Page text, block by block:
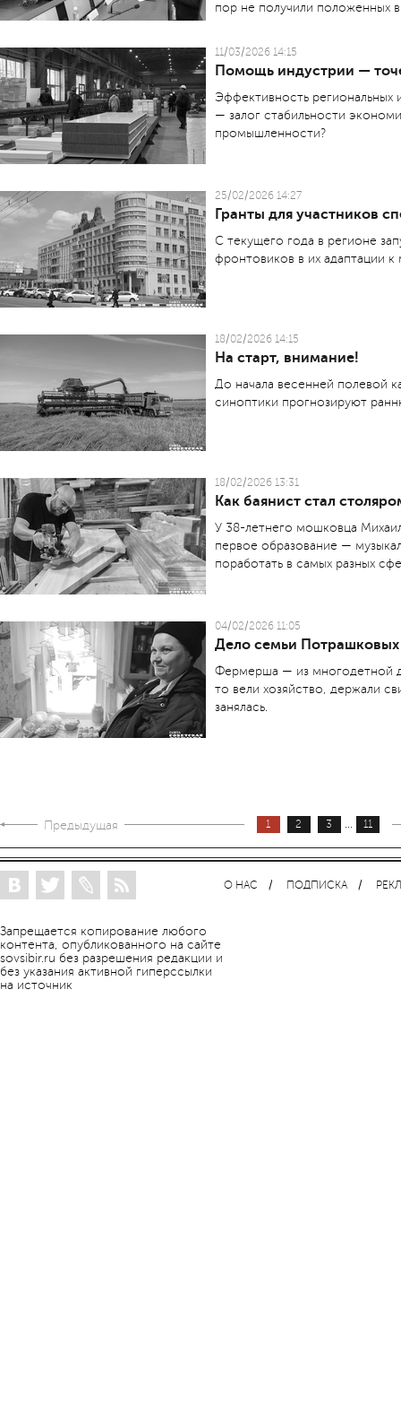
пор не получили положенных
11/03/2026 14:15
Помощь индустрии —
Эффективность
— залог стабильности
промышленности?
25/02/2026 14:27
Гранты для участников
С текущего года в регионе
фронтовиков в их адаптации
18/02/2026 14:15
На старт, внимание!
До начала весенней полевой
синоптики прогнозируют
18/02/2026 13:31
Как баянист стал
У 38-летнего мошковца
первое образование —
поработать в самых разных
04/02/2026 11:05
Дело семьи Потрашковых
Фермерша — из многодетной
то вели хозяйство, держали
занялась.
Предыдущая 1 2 3 ... 11
Запрещается копирование любого
контента, опубликованного на сайте
sovsibir.ru без разрешения редакции и
без указания активной гиперссылки
на источник
О НАС ПОДПИСКА